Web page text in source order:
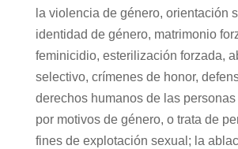
la violencia de género, orientación
identidad de género, matrimonio
feminicidio, esterilización forzada,
selectivo, crímenes de honor,
derechos humanos de las
por motivos de género, o trata de
fines de explotación sexual; la